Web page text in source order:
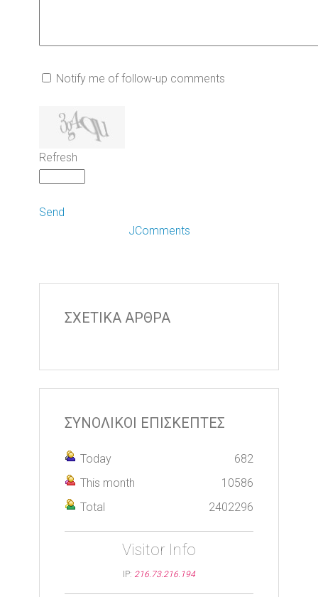
Notify me of follow-up comments
Refresh
Send
JComments
ΣΧΕΤΙΚΑ ΑΡΘΡΑ
ΣΥΝΟΛΙΚΟΙ ΕΠΙΣΚΕΠΤΕΣ
Today
682
This month
10586
Total
2402296
Visitor Info
IP: 216.73.216.194